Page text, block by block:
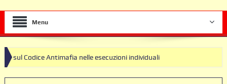
Menu
Antimafia nelle esecuzioni individuali